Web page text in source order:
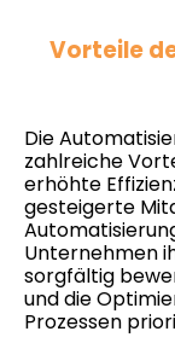
Vorteile
Die
zahlreiche
erhöhte
gesteigerte
Unternehmen
sorgfältig
und die
Prozessen